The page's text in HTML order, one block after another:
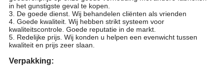
in het gunstigste geval te kopen.
3. De goede dienst. Wij behandelen cliënten als vrienden
4. Goede kwaliteit. Wij hebben strikt systeem voor
kwaliteitscontrole. Goede reputatie in de markt.
5. Redelijke prijs. Wij konden u helpen een evenwicht tussen
kwaliteit en prijs zeer slaan.
Verpakking: